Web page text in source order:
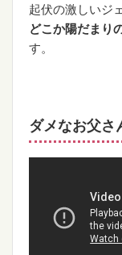
起伏の激しいジ
どこか陽だまり
す。
ダメなお父さ